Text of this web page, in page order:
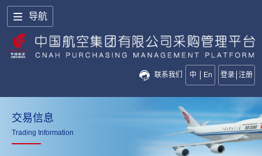
导航
联系我们 中 En 登录 注册
交易信息
Trading Information